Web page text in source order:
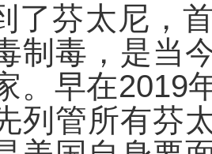
了芬太尼，
制毒，是当
。早在2019
列管所有芬